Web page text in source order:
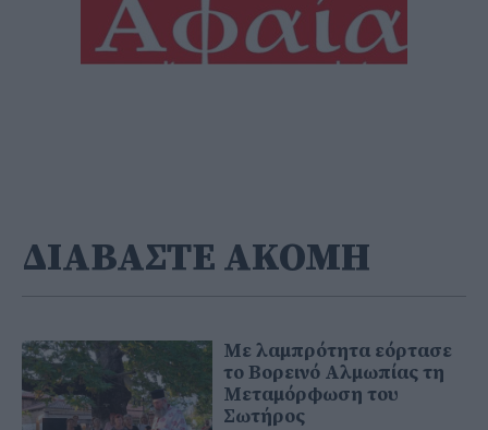
ΔΙΑΒΑΣΤΕ ΑΚΟΜΗ
Με λαμπρότητα εόρτασε
το Βορεινό Αλμωπίας τη
Μεταμόρφωση του
Σωτήρος